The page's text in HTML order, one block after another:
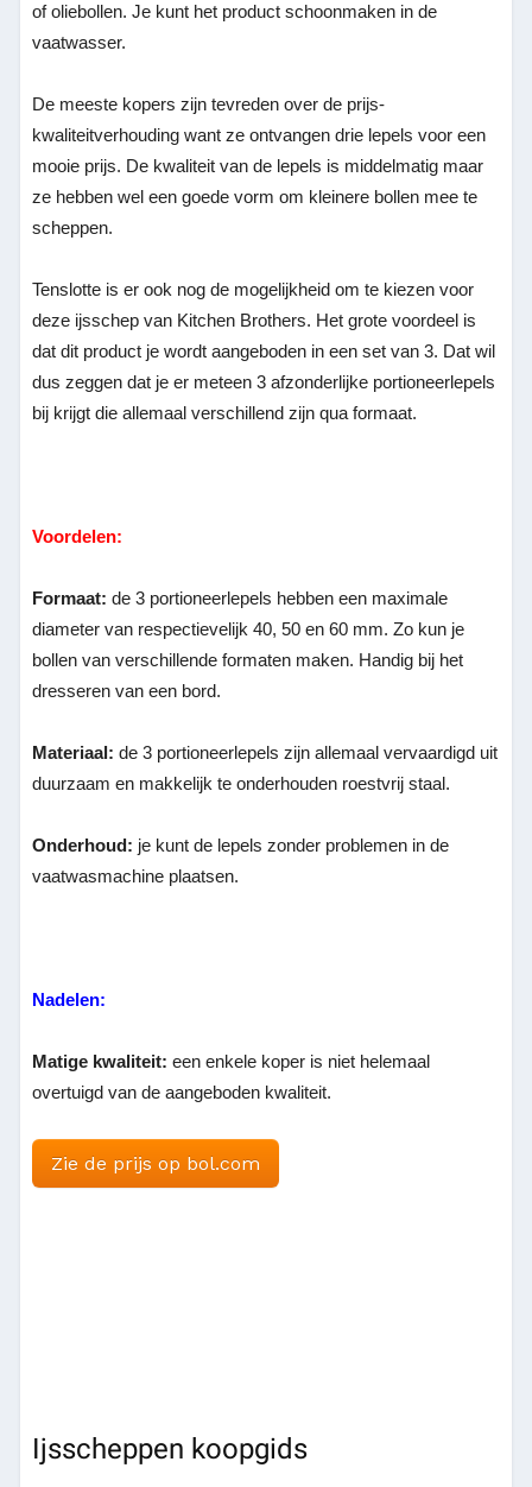
of oliebollen. Je kunt het product schoonmaken in de
vaatwasser.
De meeste kopers zijn tevreden over de prijs-
kwaliteitverhouding want ze ontvangen drie lepels voor een
mooie prijs. De kwaliteit van de lepels is middelmatig maar
ze hebben wel een goede vorm om kleinere bollen mee te
scheppen.
Tenslotte is er ook nog de mogelijkheid om te kiezen voor
deze ijsschep van Kitchen Brothers. Het grote voordeel is
dat dit product je wordt aangeboden in een set van 3. Dat wil
dus zeggen dat je er meteen 3 afzonderlijke portioneerlepels
bij krijgt die allemaal verschillend zijn qua formaat.
Voordelen:
Formaat:de 3 portioneerlepels hebben een maximale
diameter van respectievelijk 40, 50 en 60 mm. Zo kun je
bollen van verschillende formaten maken. Handig bij het
dresseren van een bord.
Materiaal:de 3 portioneerlepels zijn allemaal vervaardigd uit
duurzaam en makkelijk te onderhouden roestvrij staal.
Onderhoud: je kunt de lepels zonder problemen in de
vaatwasmachine plaatsen.
Nadelen:
Matige kwaliteit:een enkele koper is niet helemaal
overtuigd van de aangeboden kwaliteit.
Zie de prijs op bol.com
Ijsscheppen koopgids